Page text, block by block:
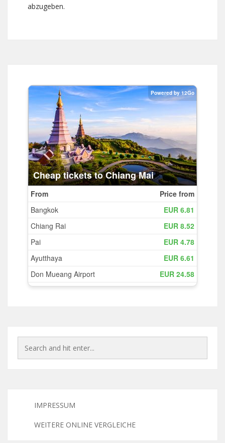
abzugeben.
IMPRESSUM
WEITERE ONLINE VERGLEICHE